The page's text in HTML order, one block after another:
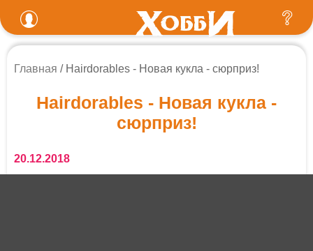
Главная Hairdorables - Новая кукла - сюрприз!
Hairdorables - Новая кукла -
сюрприз!
20.12.2018